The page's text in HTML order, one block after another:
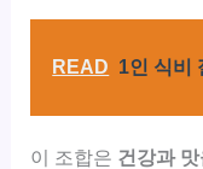
READ 1인 식비
이 조합은 건강과